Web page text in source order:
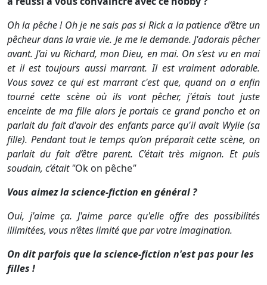
Oh la pêche ! Oh je ne sais pas si Rick a la patience d’être un
pêcheur dans la vraie vie. Je me le demande. J'adorais pêcher
avant. J’ai vu Richard, mon Dieu, en mai. On s’est vu en mai
et il est toujours aussi marrant. Il est vraiment adorable.
Vous savez ce qui est marrant c'est que, quand on a enfin
tourné cette scène où ils vont pêcher, j'étais tout juste
enceinte de ma fille alors je portais ce grand poncho et on
parlait du fait d'avoir des enfants parce qu'il avait Wylie (sa
fille). Pendant tout le temps qu’on préparait cette scène, on
parlait du fait d’être parent. C’était très mignon. Et puis
soudain, c’était "Ok on pêche"
Vous aimez la science-fiction en général ?
Oui, j'aime ça. J'aime parce qu'elle offre des possibilités
illimitées, vous n’êtes limité que par votre imagination.
On dit parfois que la science-fiction n'est pas pour les
filles !